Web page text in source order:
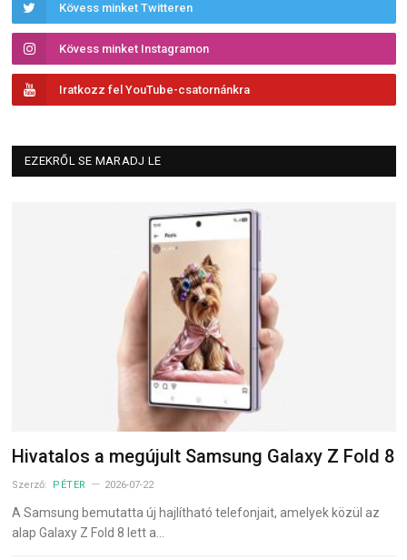
Kövess minket Twitteren
Kövess minket Instagramon
Iratkozz fel YouTube-csatornánkra
EZEKRŐL SE MARADJ LE
Hivatalos a megújult Samsung Galaxy Z Fold 8
Szerző: PÉTER 2026-07-22
A Samsung bemutatta új hajlítható telefonjait, amelyek közül az
alap Galaxy Z Fold 8 lett a…